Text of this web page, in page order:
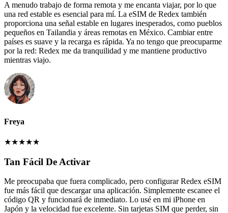
A menudo trabajo de forma remota y me encanta viajar, por lo que
una red estable es esencial para mí. La eSIM de Redex también
proporciona una señal estable en lugares inesperados, como pueblos
pequeños en Tailandia y áreas remotas en México. Cambiar entre
países es suave y la recarga es rápida. Ya no tengo que preocuparme
por la red: Redex me da tranquilidad y me mantiene productivo
mientras viajo.
Freya
★★★★★
Tan Fácil De Activar
Me preocupaba que fuera complicado, pero configurar Redex eSIM
fue más fácil que descargar una aplicación. Simplemente escanee el
código QR y funcionará de inmediato. Lo usé en mi iPhone en
Japón y la velocidad fue excelente. Sin tarjetas SIM que perder, sin